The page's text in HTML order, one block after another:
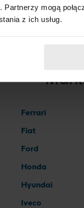
mogą
z ich usług.
Ferrari
Fiat
Ford
Honda
Hyundai
Iveco